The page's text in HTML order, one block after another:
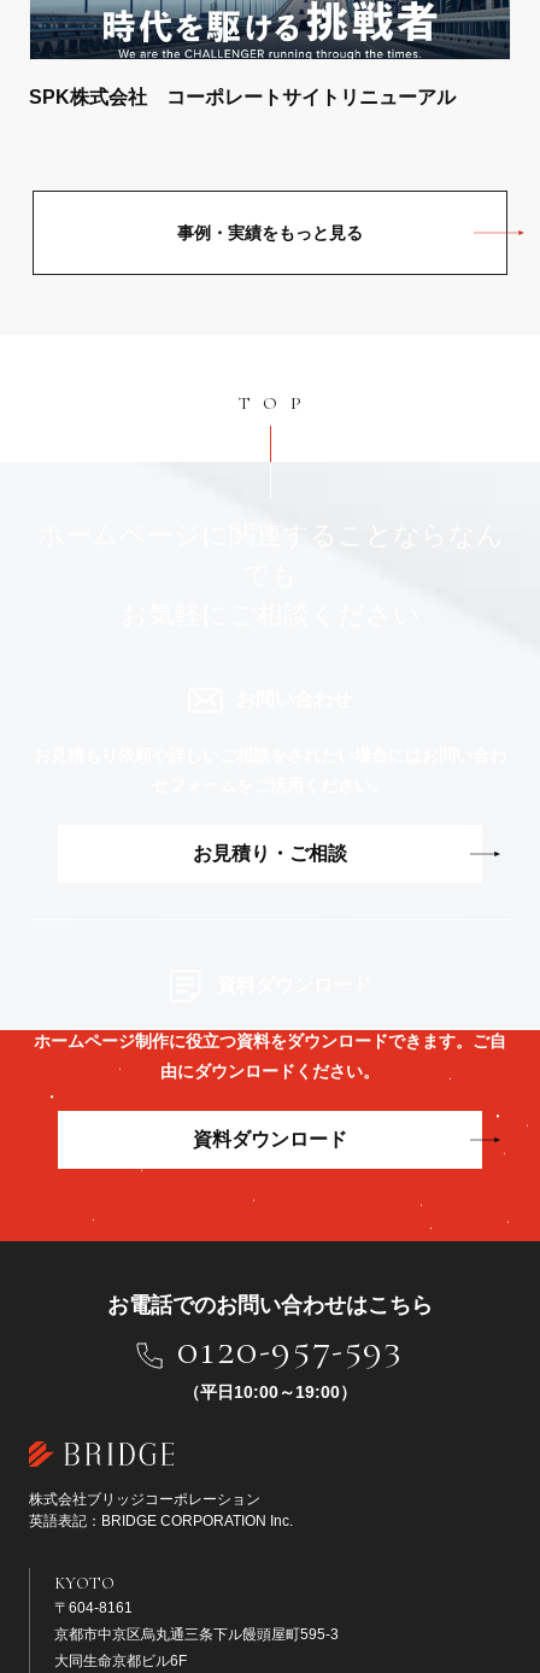
SPK株式会社 コーポレートサイトリニューアル
事例・実績をもっと見る
TOP
お見積り・ご相談
ホームページ制作に役立つ資料をダウンロードできます。 ご自
由にダウンロードください。
資料ダウンロード
お電話でのお問い合わせはこちら
0120-957-593
（平日10:00～19:00）
株式会社ブリッジコーポレーション
英語表記：BRIDGE CORPORATION Inc.
KYOTO
〒604-8161
京都市中京区烏丸通三条下ル饅頭屋町595-3
大同生命京都ビル6F